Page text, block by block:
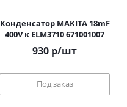
Конденсатор MAKITA 18mF
400V к ELM3710 671001007
930 р/шт
Под заказ